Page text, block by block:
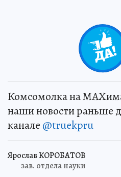
Комсомолка на
наши новости раньше
канале @truekpru
Ярослав КОРОБАТОВ
зав. отдела науки